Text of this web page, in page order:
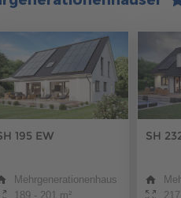
195 EW
Mehrgenerationenhaus
189 - 201 m²
SH